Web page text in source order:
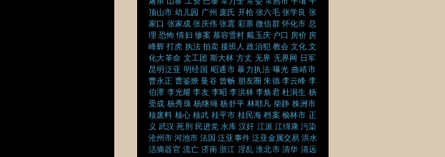
顶山市 幼儿园 广州 庞氏 开枪 张六毛 张学良 张
家口 张家成 张庆伟 张震 彩票 微信群 怀化市 总
理 恐怖 情妇 惨案 慕容雪村 戴玉庆 户口 房价 房
峰辉 打虎 执法 拍卖 接班人 政治犯 教会 文化 文
化大革命 文工团 斯大林 方丈 无界 无界网 日军
昆明泛亚 明经国 昭通市 暴力执法 曝光 曲靖市
曹永正 曹鉴燎 曼谷 曾畅 朋友圈 朱德 李云峰 李
伯潭 李光耀 李友 李昭 李洪林 李焕君 杜润生 杨
受成 杨秀珠 杨继绳 杨舒平 林耶凡 柴静 株洲市
核废料 核心 核武 桂平市 桂民海 档案 榆林市 正
义 武汉 死刑 民进党 水库 汉奸 江派 江绵康 污染
沧州市 河池市 法国 泛亚事件 泛亚金属交易 洪水
活摘器官 流亡 济南 浙江 淫乱 淮北市 清华 清远